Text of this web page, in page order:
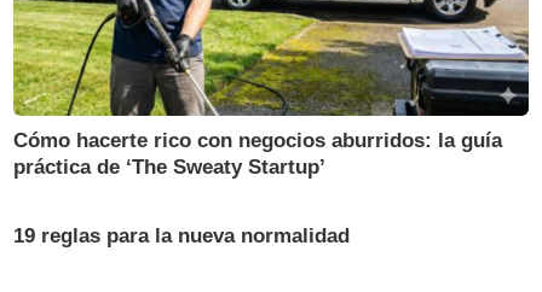
Cómo hacerte rico con negocios aburridos: la guía
práctica de ‘The Sweaty Startup’
19 reglas para la nueva normalidad